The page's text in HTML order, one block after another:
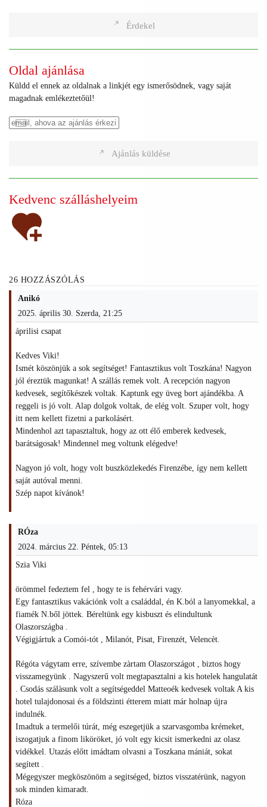
Érdekel
Oldal ajánlása
Küldd el ennek az oldalnak a linkjét egy ismerősödnek, vagy saját
magadnak emlékeztetőül!
Ajánlás küldése
Kedvenc szálláshelyeim
26 HOZZÁSZÓLÁS
Anikó
2025. április 30. Szerda, 21:25
áprilisi csapat
Kedves Viki!
Ismét köszönjük a sok segítséget! Fantasztikus volt Toszkána! Nagyon
jól éreztük magunkat! A szállás remek volt. A recepción nagyon
kedvesek, segítőkészek voltak. Kaptunk egy üveg bort ajándékba. A
reggeli is jó volt. Alap dolgok voltak, de elég volt. Szuper volt, hogy
itt nem kellett fizetni a parkolásért.
Mindenhol azt tapasztaltuk, hogy az ott élő emberek kedvesek,
barátságosak! Mindennel meg voltunk elégedve!
Nagyon jó volt, hogy volt buszközlekedés Firenzébe, így nem kellett
saját autóval menni.
Szép napot kívánok!
RÓza
2024. március 22. Péntek, 05:13
Szia Viki
örömmel fedeztem fel , hogy te is fehérvári vagy.
Egy fantasztikus vakációnk volt a családdal, én K.ból a lanyomekkal, a
fiamék N.ből jöttek. Béreltünk egy kisbuszt és elindultunk
Olaszországba .
Végigjártuk a Comói-tót , Milanót, Pisat, Firenzét, Velencèt.
Régóta vágytam erre, szívembe zàrtam Olaszországot , biztos hogy
visszamegyünk . Nagyszerű volt megtapasztalni a kis hotelek hangulatát
. Csodás szálàsunk volt a segítségeddel Matteoék kedvesek voltak A kis
hotel tulajdonosai és a földszinti étterem miatt már holnap újra
indulnék.
Imadtuk a termelői túrát, még eszegetjük a szarvasgomba krémeket,
iszogatjuk a finom liköröket, jó volt egy kicsit ismerkedni az olasz
vidékkel. Utazás előtt imádtam olvasni a Toszkana mániát, sokat
segített .
Mégegyszer megköszönöm a segitséged, biztos visszatérünk, nagyon
sok minden kimaradt.
Róza